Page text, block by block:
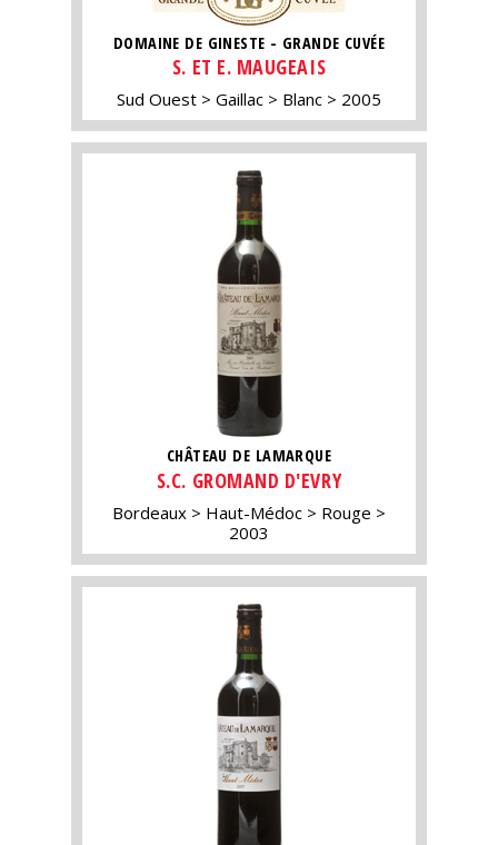
DOMAINE DE GINESTE - GRANDE CUVÉE
S. ET E. MAUGEAIS
Sud Ouest Gaillac Blanc 2005
CHÂTEAU DE LAMARQUE
S.C. GROMAND D'EVRY
Bordeaux Haut-Médoc
Rouge
2003